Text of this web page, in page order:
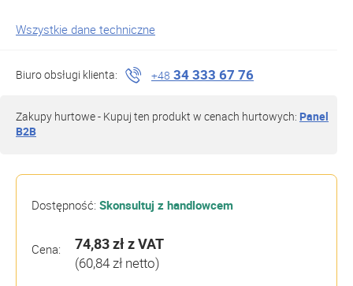
Wszystkie dane techniczne
Biuro obsługi klienta: +48 34 333 67 76
Zakupy hurtowe - Kupuj ten produkt w cenach hurtowych: Panel
B2B
Dostępność: Skonsultuj z handlowcem
Cena: 74,83 złz VAT
(60,84 zł netto)